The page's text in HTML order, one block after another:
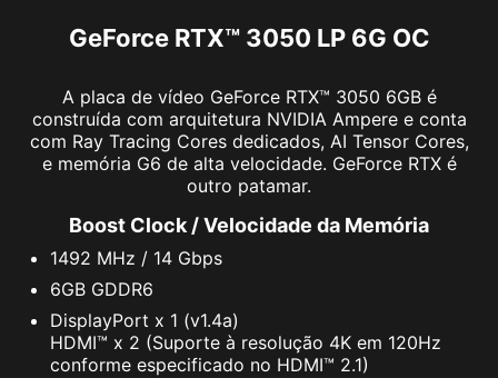
GeForce RTX™ 3050 LP 6G OC
A placa de vídeo GeForce RTX™ 3050 6GB é
construída com arquitetura NVIDIA Ampere e conta
com Ray Tracing Cores dedicados, AI Tensor Cores,
e memória G6 de alta velocidade. GeForce RTX é
outro patamar.
Boost Clock / Velocidade da Memória
1492 MHz / 14 Gbps
6GB GDDR6
DisplayPort x 1 (v1.4a)
HDMI™ x 2 (Suporte à resolução 4K em 120Hz
conforme especificado no HDMI™ 2.1)